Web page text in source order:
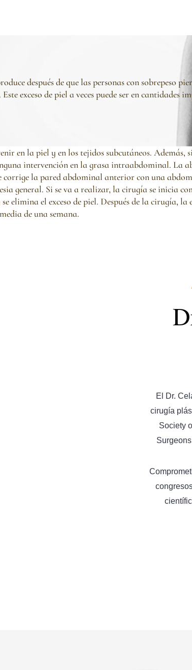
después de que las personas con sobrepeso
exceso de piel a veces puede ser en
en la piel y en los tejidos subcutáneos.
intervención en la grasa intraabdominal. La
corrige la pared abdominal anterior con una
general. Si se va a realizar, la cirugía se inicia
elimina el exceso de piel. Después de la cirugía,
de una semana.
El Dr.
cirugía
Society